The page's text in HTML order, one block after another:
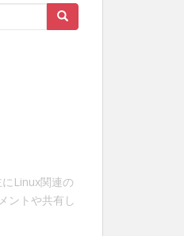
Linux関連の
ントや共有し